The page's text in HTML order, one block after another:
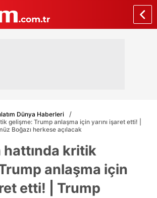
Dünya Haberleri
gelişme: Trump anlaşma için yarını işaret etti! |
Boğazı herkese açılacak
kritik
anlaşma için
etti! | Trump